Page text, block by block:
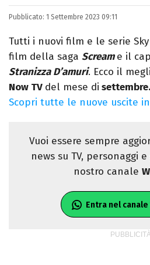
LINKEDIN
Si avvicina all'editoria
come Fashion Editor.
Comunicazione
Nuovi media presso
collaborando con
stampa.
Pubblicato: 1 Settembre 2023 09:11
Tutti i nuovi film e le serie
film della saga Scream e il
Stranizza D’amuri. Ecco il
Now TV del mese di settembre.
Scopri tutte le nuove uscite
Vuoi essere sempre
news su TV, personaggi
nostro canale
Entra nel